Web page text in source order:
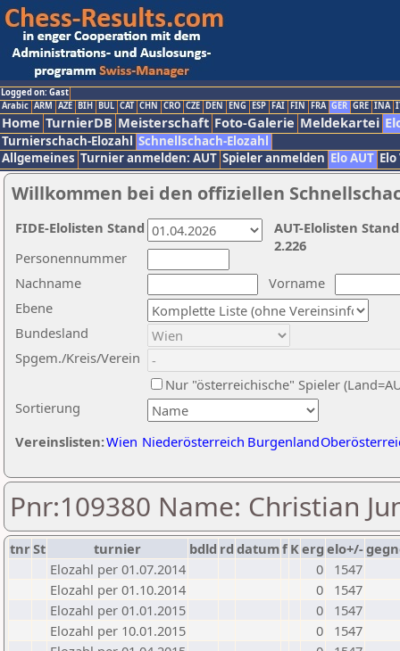
Logged on: Gast
Arabic ARM AZE BIH BUL CAT CHN CRO CZE DEN ENG ESP FAI FIN FRA GER GRE INA
Home TurnierDB Meisterschaft Foto-Galerie Meldekartei
Turnierschach-Elozahl Schnellschach-Elozahl
Allgemeines Turnier anmelden: AUT Spieler anmelden Elo AUT
Willkommen bei den offiziellen
Nachname
Vorname
Ebene
Sortierung
Personennummer
Bundesland
Spgem./Kreis/Verein
Nur "österreichische" Spieler
Vereinslisten:Wien Niederösterreich Burgenland
AUT-Elolisten
2.226
FIDE-Elolisten Stand
Pnr:109380 Name: Christian
tnrSt turnier bdld rd datumf Kerg elo+/-
Elozahl per 01.07.2014
0
1547
Elozahl per 01.10.2014
0
1547
Elozahl per 01.01.2015
0
1547
Elozahl per 10.01.2015
0
1547